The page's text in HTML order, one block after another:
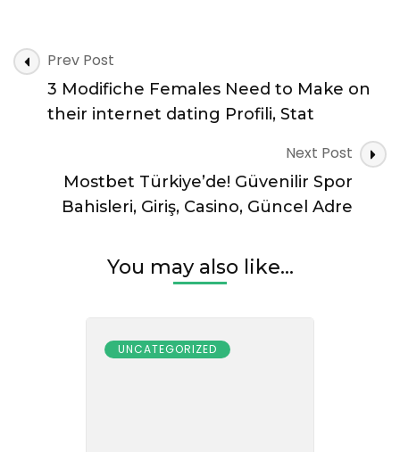
Post
Navigation
Prev Post
3 Modifiche Females Need to Make on
their internet dating Profili, Stat
Next Post
Mostbet Türkiye’de! Güvenilir Spor
Bahisleri, Giriş, Casino, Güncel Adre
You may also like...
UNCATEGORIZED